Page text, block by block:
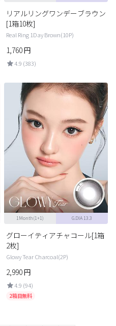
リアルリングワンデーブラウン
[1箱10枚]
Real Ring 1Day Brown(10P)
1,760円
4.9 (383)
1Month(1+1) G.DIA 13.3
グローイティアチャコール[1箱
2枚]
Glowy Tear Charcoal(2P)
2,990円
4.9 (94)
2箱目無料